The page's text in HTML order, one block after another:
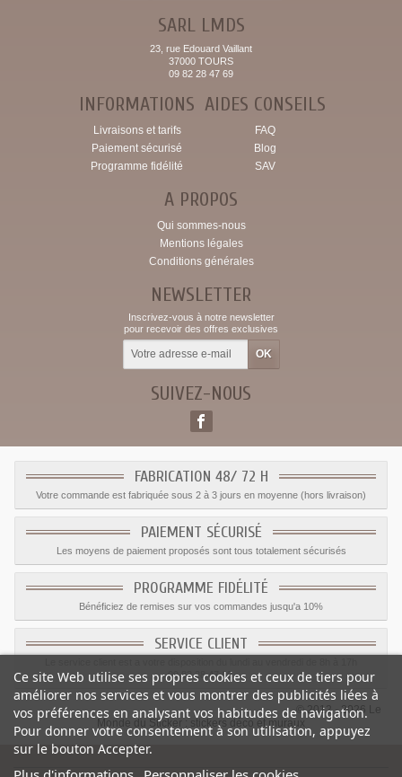
SARL LMDS
23, rue Edouard Vaillant
37000 TOURS
09 82 28 47 69
INFORMATIONS
Livraisons et tarifs
Paiement sécurisé
Programme fidélité
AIDES CONSEILS
FAQ
Blog
SAV
A PROPOS
Qui sommes-nous
Mentions légales
Conditions générales
NEWSLETTER
Inscrivez-vous à notre newsletter
pour recevoir des offres exclusives
SUIVEZ-NOUS
FABRICATION 48/ 72 H
Votre commande est fabriquée sous 2 à 3 jours en moyenne (hors livraison)
PAIEMENT SÉCURISÉ
Les moyens de paiement proposés sont tous totalement sécurisés
PROGRAMME FIDÉLITÉ
Bénéficiez de remises sur vos commandes jusqu'a 10%
SERVICE CLIENT
09.82.28.47.69.
© 2012 - 2026 Le
Monde du Sticker :
stickers déco et muraux
Ce site Web utilise ses propres cookies et ceux de tiers pour
améliorer nos services et vous montrer des publicités liées à
vos préférences en analysant vos habitudes de navigation.
Pour donner votre consentement à son utilisation, appuyez
sur le bouton Accepter.